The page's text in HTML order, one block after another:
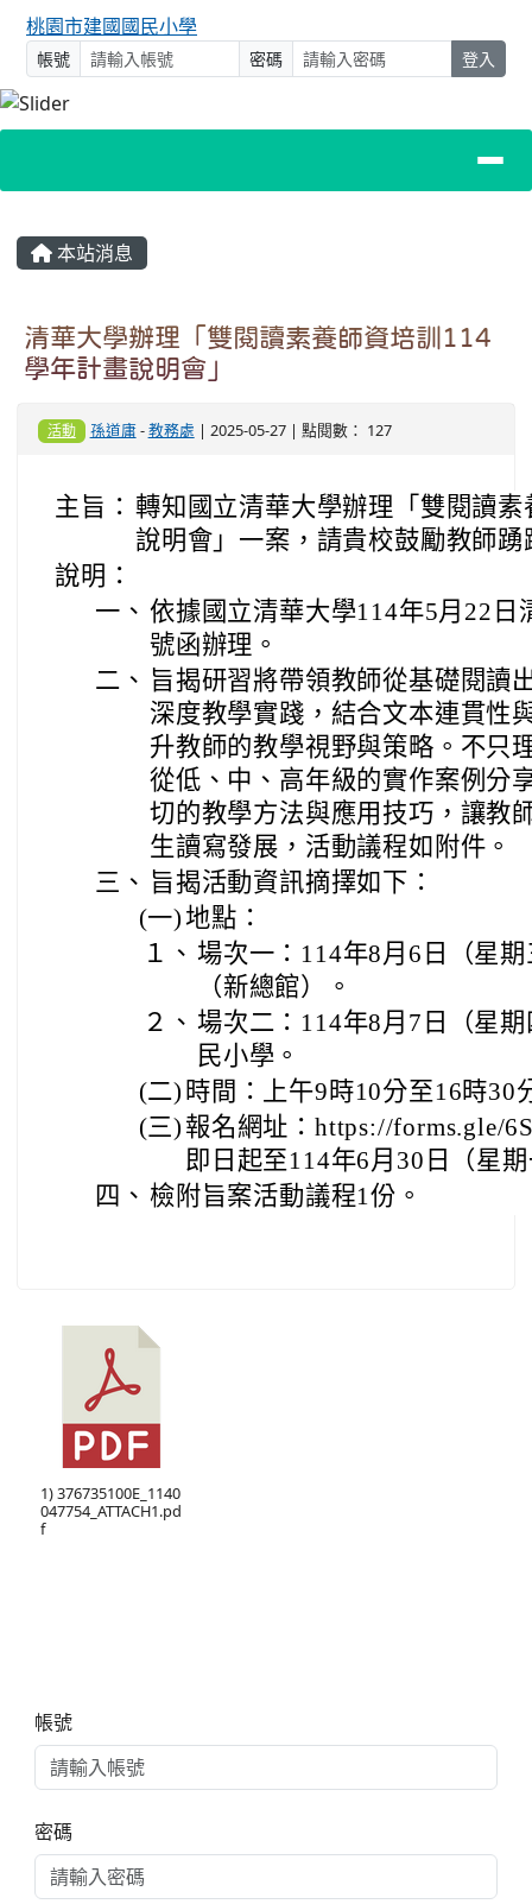
桃園市建國國民小學
帳號 密碼 登入
主內容區域
本站消息
清華大學辦理「雙閱讀素養師資培訓114
學年計畫說明會」
活動 孫道庸-教務處 | 2025-05-27 | 點閱數： 127
主旨： 轉知國立清華大學辦理「雙閱讀
說明會」一案，請貴校鼓勵教師
說明：
一、 依據國立清華大學114年5月22日
號函辦理。
二、 旨揭研習將帶領教師從基礎閱讀
深度教學實踐，結合文本連貫性
升教師的教學視野與策略。不只
從低、中、高年級的實作案例分
切的教學方法與應用技巧，讓教
生讀寫發展，活動議程如附件。
三、 旨揭活動資訊摘擇如下：
(一)地點：
１、 場次一：114年8月6日（星
（新總館）。
２、 場次二：114年8月7日（星
民小學。
(二) 時間：上午9時10分至16時30
(三) 報名網址：https://forms.gle/
即日起至114年6月30日（星
四、 檢附旨案活動議程1份。
1) 376735100E_1140
047754_ATTACH1.pd
f
帳號
密碼